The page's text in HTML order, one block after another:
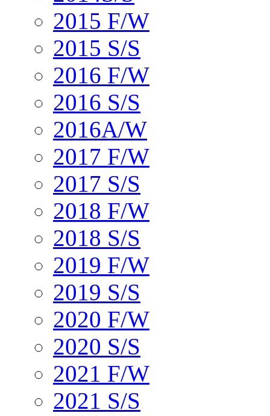
2015 F/W
2015 S/S
2016 F/W
2016 S/S
2016A/W
2017 F/W
2017 S/S
2018 F/W
2018 S/S
2019 F/W
2019 S/S
2020 F/W
2020 S/S
2021 F/W
2021 S/S